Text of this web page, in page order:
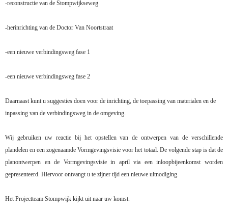
-reconstructie van de Stompwijkseweg
-herinrichting van de Doctor Van Noortstraat
-een nieuwe verbindingsweg fase 1
-een nieuwe verbindingsweg fase 2
Daarnaast kunt u suggesties doen voor de inrichting, de toepassing van materialen en de
inpassing van de verbindingsweg in de omgeving.
Wij gebruiken uw reactie bij het opstellen van de ontwerpen van de verschillende
plandelen en een zogenaamde Vormgevingsvisie voor het totaal. De volgende stap is dat de
planontwerpen en de Vormgevingsvisie in april via een inloopbijeenkomst worden
gepresenteerd. Hiervoor ontvangt u te zijner tijd een nieuwe uitnodiging.
Het Projectteam Stompwijk kijkt uit naar uw komst.